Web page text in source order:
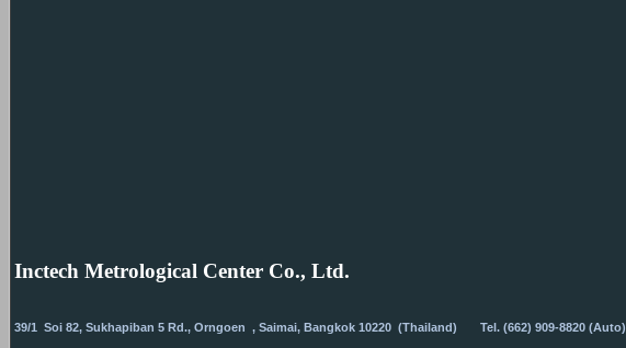
Inctech Metrological Center Co., Ltd.
39/1 Soi 82, Sukhapiban 5 Rd., Orngoen , Saimai, Bangkok 10220 (Thailand) Tel. (662) 909-8820 (Auto)